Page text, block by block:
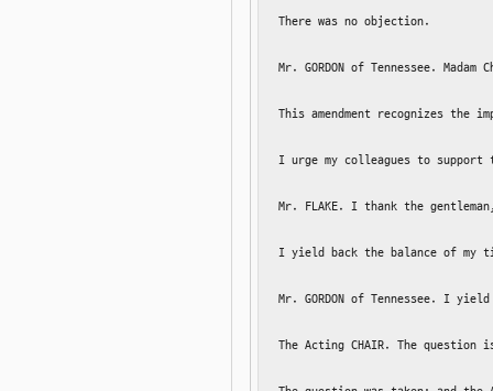
There was no objection.
Mr. GORDON of Tennessee.
This amendment recognizes
I urge my colleagues to support
Mr. FLAKE. I thank the
I yield back the balance of my
Mr. GORDON of Tennessee. I
The Acting CHAIR. The question